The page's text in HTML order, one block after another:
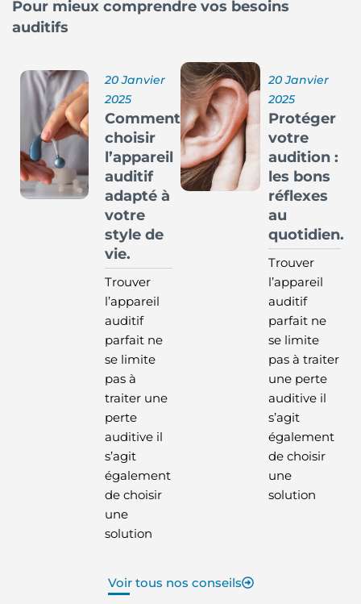
Pour mieux comprendre vos besoins
auditifs
20 Janvier
2025
Comment
choisir
l’appareil
auditif
adapté à
votre
style de
vie.
Trouver
l’appareil
auditif
parfait ne
se limite
pas à
traiter une
perte
auditive il
s’agit
également
de choisir
une
solution
20 Janvier
2025
Protéger
votre
audition :
les bons
réflexes
au
quotidien.
Trouver
l’appareil
auditif
parfait ne
se limite
pas à traiter
une perte
auditive il
s’agit
également
de choisir
une
solution
Voir tous nos conseils